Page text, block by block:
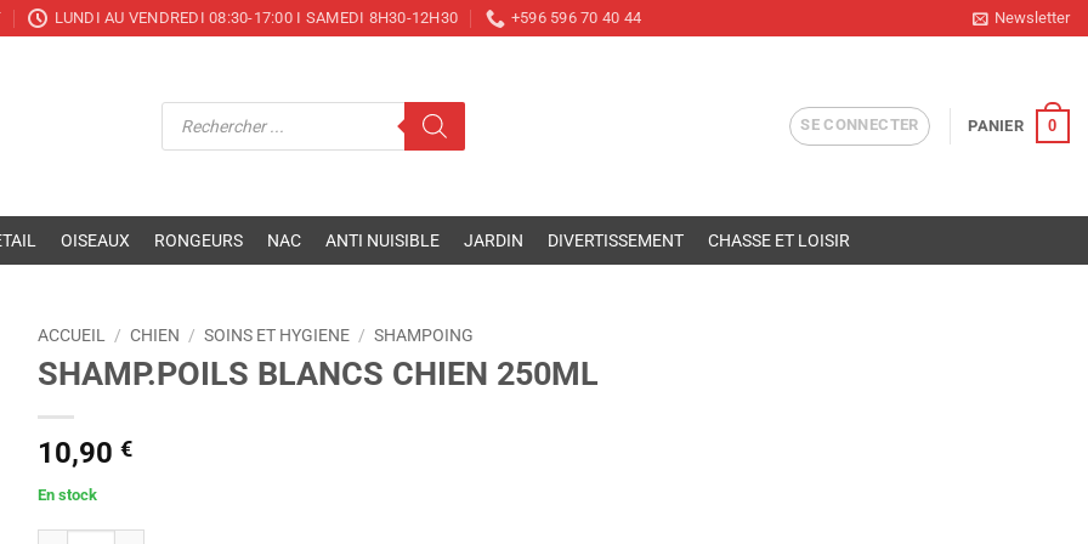
LUNDI AU VENDREDI 08:30-17:00 I SAMEDI 8H30-12H30 +596 596 70 40 44 Newsletter
Recherche
SE CONNECTER PANIER 0
OISEAUX RONGEURS NAC ANTI NUISIBLE JARDIN DIVERTISSEMENT CHASSE ET LOISIR
ACCUEIL / CHIEN / SOINS ET HYGIENE / SHAMPOING
SHAMP.POILS BLANCS CHIEN 250ML
10,90 €
En stock